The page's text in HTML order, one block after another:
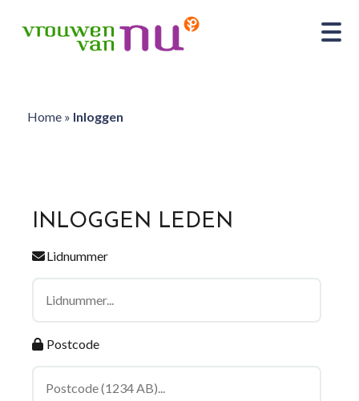
Home» Inloggen
INLOGGEN LEDEN
Lidnummer
Postcode